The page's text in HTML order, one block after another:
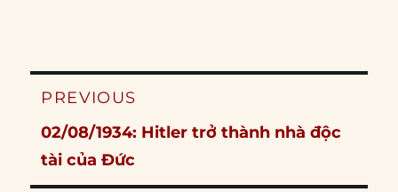
Post
PREVIOUS
Previous
post:
02/08/1934: Hitler trở thành nhà độc
tài của Đức